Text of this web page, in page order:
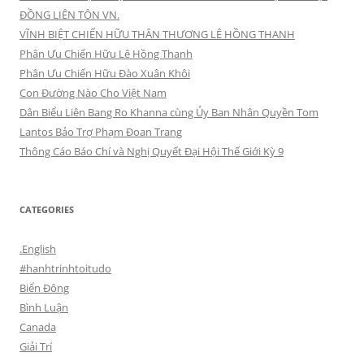
ĐỒNG LIÊN TÔN VN.
VĨNH BIỆT CHIẾN HỮU THÂN THƯƠNG LÊ HỒNG THANH
Phân Ưu Chiến Hữu Lê Hồng Thanh
Phân Ưu Chiến Hữu Đào Xuân Khôi
Con Đường Nào Cho Việt Nam
Dân Biểu Liên Bang Ro Khanna cùng Ủy Ban Nhân Quyền Tom
Lantos Bảo Trợ Phạm Đoan Trang
Thông Cáo Báo Chí và Nghị Quyết Đại Hội Thế Giới Kỳ 9
CATEGORIES
.English
#hanhtrinhtoitudo
Biển Đông
Bình Luận
Canada
Giải Trí